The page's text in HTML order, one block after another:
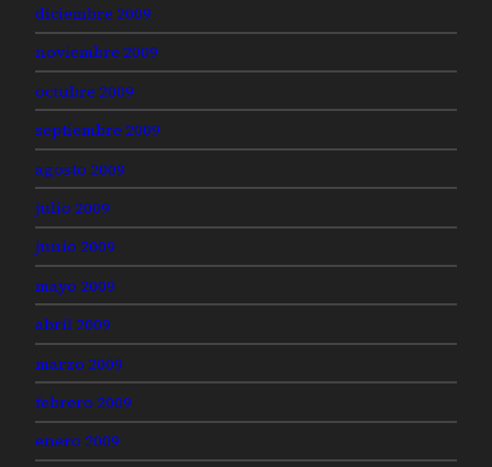
diciembre 2009
noviembre 2009
octubre 2009
septiembre 2009
agosto 2009
julio 2009
junio 2009
mayo 2009
abril 2009
marzo 2009
febrero 2009
enero 2009